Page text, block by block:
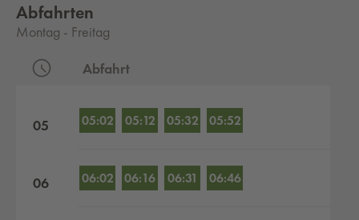
Abfahrten
Montag - Freitag
Abfahrt
05 05:02 05:12 05:32 05:52
06 06:02 06:16 06:31 06:46